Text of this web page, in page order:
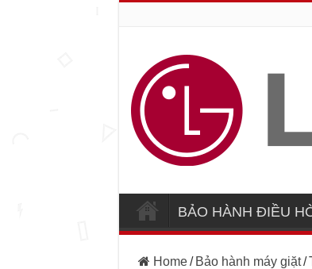
BẢO HÀNH ĐIỀU
Home / Bảo hành máy giặt /